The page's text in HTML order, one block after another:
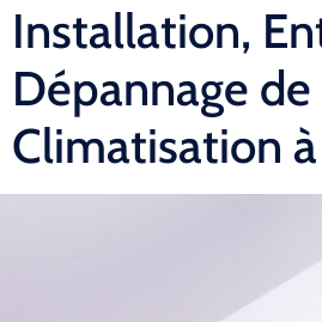
Installation,
Dépannage de
Climatisation